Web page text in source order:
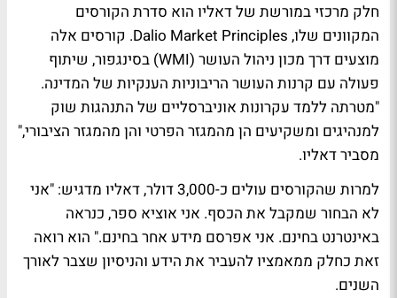
חלק מרכזי במורשת של דאליו הוא סדרת הקורסים
המקוונים שלו, Dalio Market Principles. קורסים אלה
מוצעים דרך מכון ניהול העושר (WMI) בסינגפור, שיתוף
פעולה עם קרנות העושר הריבוניות הענקיות של המדינה.
"מטרתה ללמד עקרונות אוניברסליים של התנהגות שוק
למנהיגים ומשקיעים הן מהמגזר הפרטי והן מהמגזר הציבורי,"
מסביר דאליו.
למרות שהקורסים עולים כ-3,000 דולר, דאליו מדגיש: "אני
לא הבחור שמקבל את הכסף. אני אוציא ספר, כנראה
באינטרנט בחינם. אני אפרסם מידע אחר בחינם." הוא רואה
זאת כחלק ממאמציו להעביר את הידע והניסיון שצבר לאורך
השנים.